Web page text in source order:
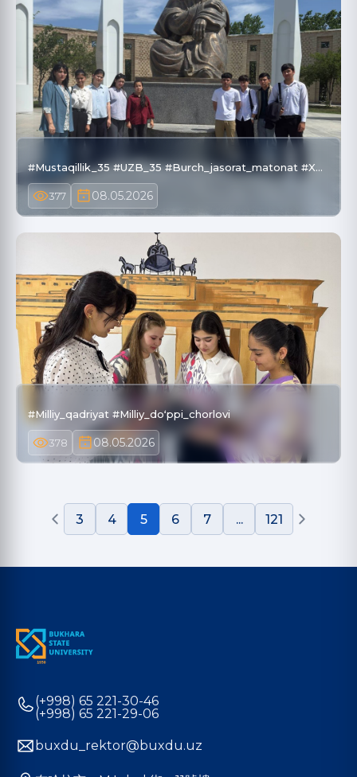
#Mustaqillik_35 #UZB_35 #Burch_jasorat_matonat #X…
377 08.05.2026
#Milliy_qadriyat #Milliy_doʻppi_chorlovi
378 08.05.2026
3 4 5 6 7 ... 121
(+998) 65 221-30-46
(+998) 65 221-29-06
buxdu_rektor@buxdu.uz